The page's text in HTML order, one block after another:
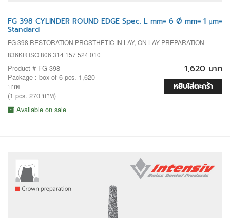
FG 398 CYLINDER ROUND EDGE Spec. L mm= 6 Ø mm= 1 µm=
Standard
FG 398 RESTORATION PROSTHETIC IN LAY, ON LAY PREPARATION
836KR ISO 806 314 157 524 010
Product # FG 398
Package : box of 6 pcs. 1,620
บาท
(1 pcs. 270 บาท)
Available on sale
1,620 บาท
หยิบใส่ตะกร้า